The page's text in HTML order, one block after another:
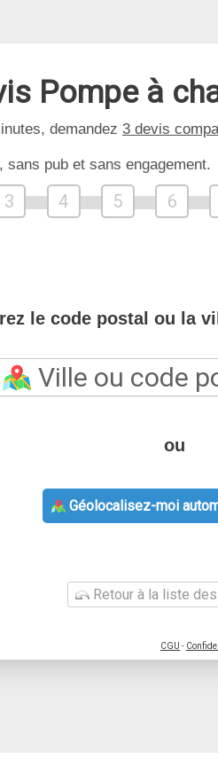
Pompe à
demandez 3 devis
sans pub et sans engagement.
3 4 5 6
le code postal ou la
ou
Géolocalisez-moi
Retour à la liste
CGU -